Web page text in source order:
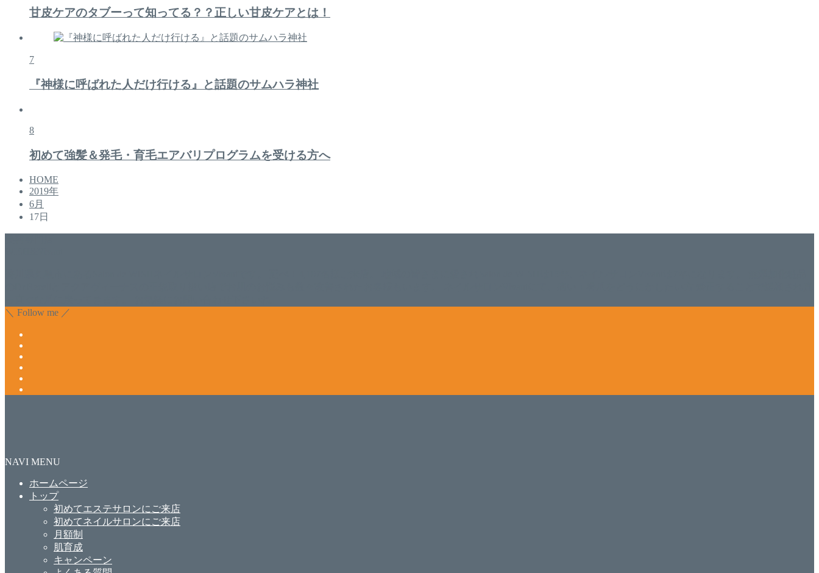
甘皮ケアのタブーって知ってる？？正しい甘皮ケアとは！
7
『神様に呼ばれた人だけ行ける』と話題のサムハラ神社
8
初めて強髪＆発毛・育毛エアバリプログラムを受ける方へ
HOME
2019年
6月
17日
＼ Follow me ／
NAVI MENU
ホームページ
トップ
初めてエステサロンにご来店
初めてネイルサロンにご来店
月額制
肌育成
キャンペーン